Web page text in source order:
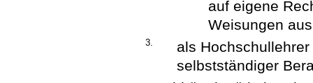
auf eigene
Weisungen
3.
als
selbstständiger